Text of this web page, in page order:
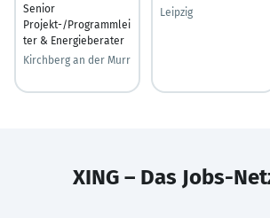
Senior
Projekt-/Programmlei
ter & Energieberater
Kirchberg an der Murr
Leipzig
XING – Das Jobs-